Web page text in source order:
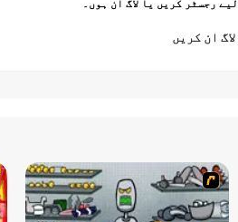
رجسٹر کریں یا لاگ ان ہوں۔
لاگ ان کریں